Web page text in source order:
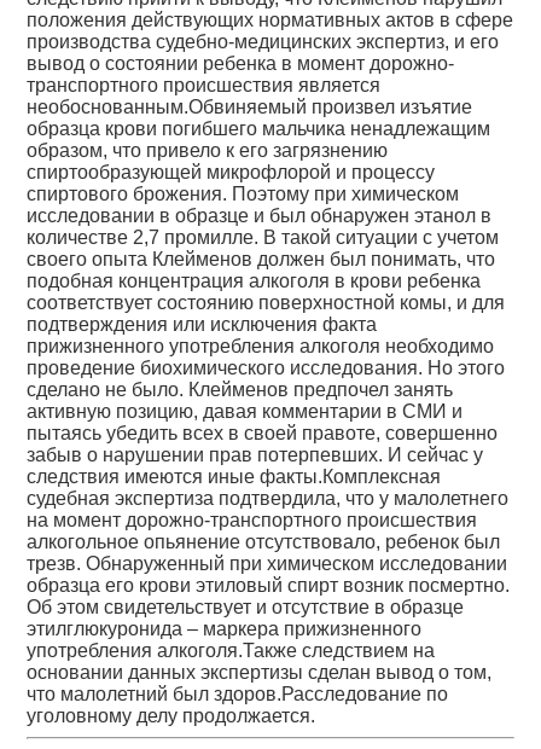
положения действующих нормативных актов в сфере
производства судебно-медицинских экспертиз, и его
вывод о состоянии ребенка в момент дорожно-
транспортного происшествия является
необоснованным.Обвиняемый произвел изъятие
образца крови погибшего мальчика ненадлежащим
образом, что привело к его загрязнению
спиртообразующей микрофлорой и процессу
спиртового брожения. Поэтому при химическом
исследовании в образце и был обнаружен этанол в
количестве 2,7 промилле. В такой ситуации с учетом
своего опыта Клейменов должен был понимать, что
подобная концентрация алкоголя в крови ребенка
соответствует состоянию поверхностной комы, и для
подтверждения или исключения факта
прижизненного употребления алкоголя необходимо
проведение биохимического исследования. Но этого
сделано не было. Клейменов предпочел занять
активную позицию, давая комментарии в СМИ и
пытаясь убедить всех в своей правоте, совершенно
забыв о нарушении прав потерпевших. И сейчас у
следствия имеются иные факты.Комплексная
судебная экспертиза подтвердила, что у малолетнего
на момент дорожно-транспортного происшествия
алкогольное опьянение отсутствовало, ребенок был
трезв. Обнаруженный при химическом исследовании
образца его крови этиловый спирт возник посмертно.
Об этом свидетельствует и отсутствие в образце
этилглюкуронида – маркера прижизненного
употребления алкоголя.Также следствием на
основании данных экспертизы сделан вывод о том,
что малолетний был здоров.Расследование по
уголовному делу продолжается.